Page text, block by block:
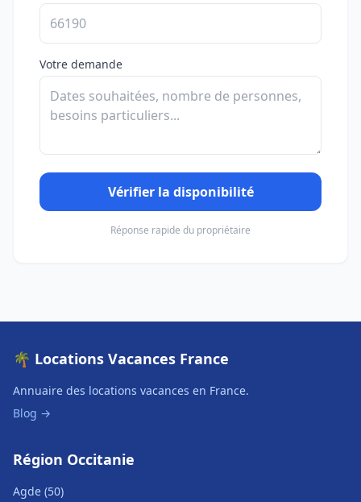
Votre demande
Vérifier la disponibilité
Réponse rapide du propriétaire
🌴 Locations Vacances France
Annuaire des locations vacances en France.
Blog →
Région Occitanie
Agde (50)